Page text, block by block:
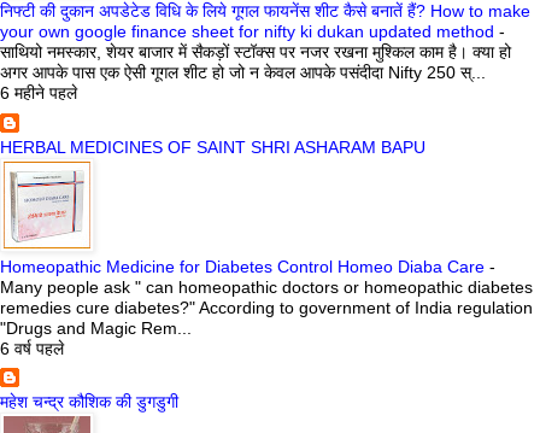
निफ्टी की दुकान अपडेटेड विधि के लिये गूगल फायनेंस शीट कैसे बनातें हैं? How to make
your own google finance sheet for nifty ki dukan updated method -
साथियो नमस्कार, शेयर बाजार में सैकड़ों स्टॉक्स पर नजर रखना मुश्किल काम है। क्या हो
अगर आपके पास एक ऐसी गूगल शीट हो जो न केवल आपके पसंदीदा Nifty 250 स्...
6 महीने पहले
HERBAL MEDICINES OF SAINT SHRI ASHARAM BAPU
Homeopathic Medicine for Diabetes Control Homeo Diaba Care -
Many people ask " can homeopathic doctors or homeopathic diabetes
remedies cure diabetes?" According to government of India regulation
"Drugs and Magic Rem...
6 वर्ष पहले
महेश चन्द्र कौशिक की डुगडुगी